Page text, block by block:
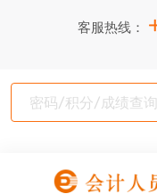
客服热线：